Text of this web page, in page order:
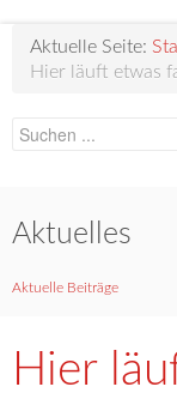
Aktuelle Seite:
Hier läuft etwas
Aktuelles
Aktuelle Beiträge
Hier